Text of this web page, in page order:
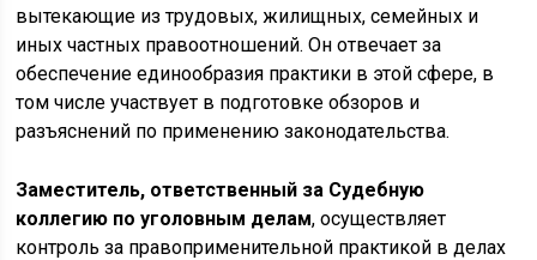
вытекающие из трудовых, жилищных, семейных и
иных частных правоотношений. Он отвечает за
обеспечение единообразия практики в этой сфере, в
том числе участвует в подготовке обзоров и
разъяснений по применению законодательства.
Заместитель, ответственный за Судебную
коллегию по уголовным делам, осуществляет
контроль за правоприменительной практикой в делах